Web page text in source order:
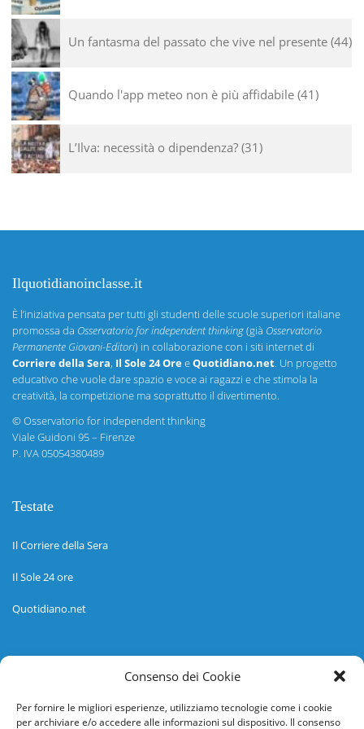
Consenso dei Cookie
Per fornire le migliori esperienze, utilizziamo tecnologie come i cookie
per archiviare e/o accedere alle informazioni sul dispositivo. Il consenso
Un fantasma del passato che vive nel presente 44
Quando l'app meteo non è più affidabile 41
L’Ilva: necessità o dipendenza? 31
Ilquotidianoinclasse.it
È l’iniziativa pensata per tutti gli studenti delle scuole superiori italiane
promossa da Osservatorio for independent thinking(già Osservatorio
Permanente Giovani-Editori) in collaborazione con i siti internet di
Corriere della Sera, Il Sole 24 OreeQuotidiano.net. Un progetto
educativo che vuole dare spazio e voce ai ragazzi e che stimola la
creatività, la competizione ma soprattutto il divertimento.
©Osservatorio for independent thinking
Viale Guidoni 95 – Firenze
P. IVA 05054380489
Testate
Il Corriere della Sera
Il Sole 24 ore
Quotidiano.net
Informazioni